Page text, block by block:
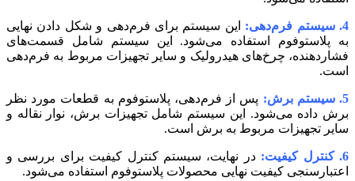
4. سیستم فرم‌دهی:
این سیستم برای فرم‌دهی و شکل دادن نهایی
به پلاستوفوم استفاده می‌شود. این سیستم شامل قسمت‌های
فشاردهنده، چرخ‌های هیدرولیک و سایر تجهیزات مربوط به فرم‌دهی
است.
5. سیستم برش:
پس از فرم‌دهی، پلاستوفوم به قطعات مورد نظر
برش داده می‌شود. این سیستم شامل تجهیزات برش، نوار نقاله و
سایر تجهیزات مربوط به برش است.
6. کنترل کیفیت:
در نهایت، سیستم کنترل کیفیت برای بررسی و
اعتبارسنجی کیفیت نهایی محصولات پلاستوفوم استفاده می‌شود.